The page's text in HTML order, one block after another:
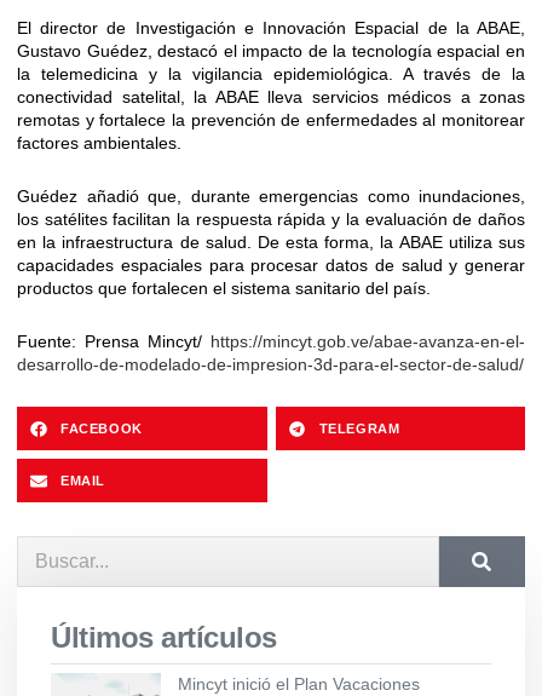
El director de Investigación e Innovación Espacial de la ABAE,
Gustavo Guédez, destacó el impacto de la tecnología espacial en
la telemedicina y la vigilancia epidemiológica. A través de la
conectividad satelital, la ABAE lleva servicios médicos a zonas
remotas y fortalece la prevención de enfermedades al monitorear
factores ambientales.
Guédez añadió que, durante emergencias como inundaciones,
los satélites facilitan la respuesta rápida y la evaluación de daños
en la infraestructura de salud. De esta forma, la ABAE utiliza sus
capacidades espaciales para procesar datos de salud y generar
productos que fortalecen el sistema sanitario del país.
Fuente: Prensa Mincyt/ https://mincyt.gob.ve/abae-avanza-en-el-
desarrollo-de-modelado-de-impresion-3d-para-el-sector-de-salud/
FACEBOOK TELEGRAM
EMAIL
Últimos artículos
Mincyt inició el Plan Vacaciones